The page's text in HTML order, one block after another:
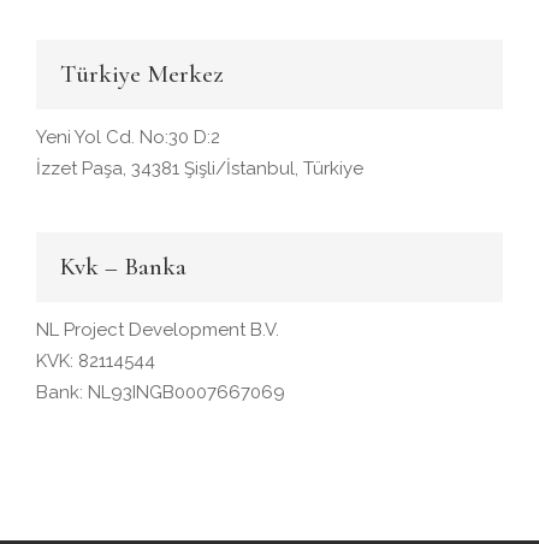
Türkiye Merkez
Yeni Yol Cd. No:30 D:2
İzzet Paşa, 34381 Şişli/İstanbul, Türkiye
Kvk – Banka
NL Project Development B.V.
KVK: 82114544
Bank: NL93INGB0007667069